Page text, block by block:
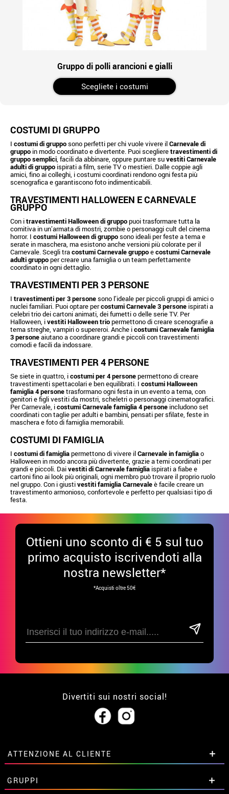
Gruppo di polli arancioni e gialli
Scegliete i costumi
COSTUMI DI GRUPPO
I costumi di grupposono perfetti per chi vuole vivere ilCarnevale di
gruppo in modo coordinato e divertente. Puoi sceglieretravestimenti di
gruppo semplici, facili da abbinare, oppure puntare suvestiti Carnevale
adulti di gruppo ispirati a film, serie TV o mestieri. Dalle coppie agli
amici, fino ai colleghi, i costumi coordinati rendono ogni festa più
scenografica e garantiscono foto indimenticabili.
TRAVESTIMENTI HALLOWEEN E CARNEVALE
GRUPPO
Con itravestimenti Halloween di gruppopuoi trasformare tutta la
comitiva in un’armata di mostri, zombie o personaggi cult del cinema
horror. I costumi Halloween di grupposono ideali per feste a tema e
serate in maschera, ma esistono anche versioni più colorate per il
Carnevale. Scegli tracostumi Carnevale gruppoecostumi Carnevale
adulti gruppoper creare una famiglia o un team perfettamente
coordinato in ogni dettaglio.
TRAVESTIMENTI PER 3 PERSONE
I travestimenti per 3 personesono l’ideale per piccoli gruppi di amici o
nuclei familiari. Puoi optare percostumi Carnevale 3 persone ispirati a
celebri trio dei cartoni animati, dei fumetti o delle serie TV. Per
Halloween, ivestiti Halloween triopermettono di creare scenografie a
tema streghe, vampiri o supereroi. Anche icostumi Carnevale famiglia
3 personeaiutano a coordinare grandi e piccoli con travestimenti
comodi e facili da indossare.
TRAVESTIMENTI PER 4 PERSONE
Se siete in quattro, icostumi per 4 personepermettono di creare
travestimenti spettacolari e ben equilibrati. I costumi Halloween
famiglia 4 personetrasformano ogni festa in un evento a tema, con
genitori e figli vestiti da mostri, scheletri o personaggi cinematografici.
Per Carnevale, icostumi Carnevale famiglia 4 persone includono set
coordinati con taglie per adulti e bambini, pensati per sfilate, feste in
maschera e foto di famiglia memorabili.
COSTUMI DI FAMIGLIA
I costumi di famigliapermettono di vivere ilCarnevale in famigliao
Halloween in modo ancora più divertente, grazie a temi coordinati per
grandi e piccoli. Daivestiti di Carnevale famiglia ispirati a fiabe e
cartoni fino ai look più originali, ogni membro può trovare il proprio ruolo
nel gruppo. Con i giustivestiti famiglia Carnevaleè facile creare un
travestimento armonioso, confortevole e perfetto per qualsiasi tipo di
festa.
Ottieni uno sconto di € 5 sul tuo
primo acquisto iscrivendoti alla
nostra newsletter*
*Acquisti oltre 50€
Divertiti sui nostri social!
ATTENZIONE AL CLIENTE
• Su di noi
• Condizioni di vendita
GRUPPI